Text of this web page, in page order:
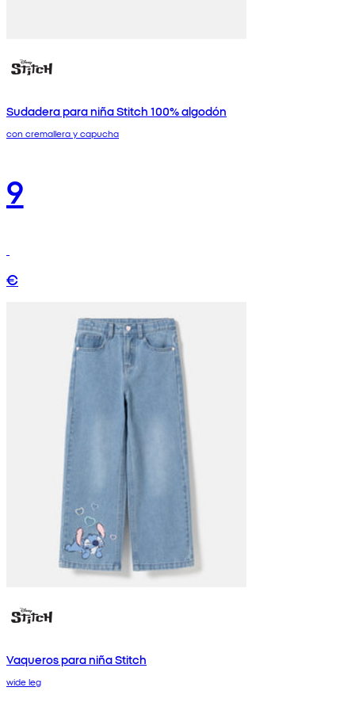
Sudadera para niña Stitch 100% algodón
con cremallera y capucha
9
€
Vaqueros para niña Stitch
wide leg